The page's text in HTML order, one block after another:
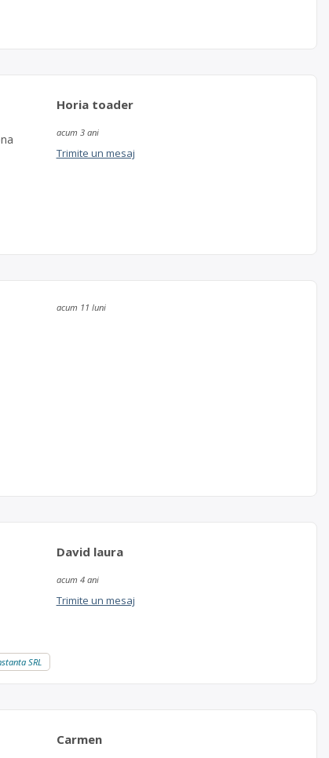
Horia toader
acum 3 ani
Trimite un mesaj
acum 11 luni
David laura
acum 4 ani
Trimite un mesaj
SRL
Carmen